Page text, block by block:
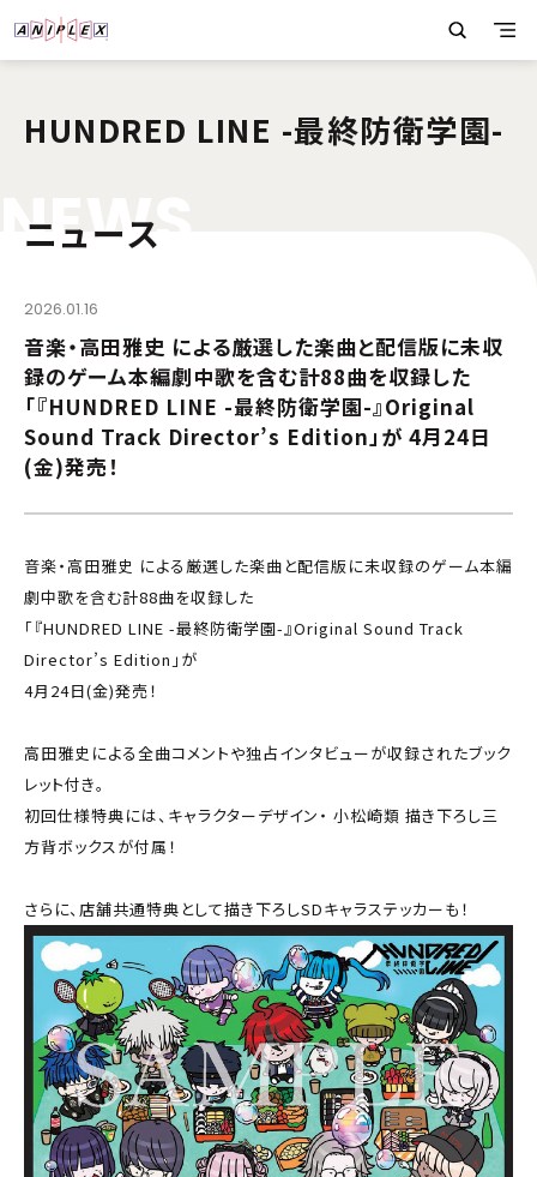
HUNDRED LINE -最終防衛学園-
NEWS
ニュース
2026.01.16
音楽・高田雅史 による厳選した楽曲と配信版に未収
録のゲーム本編劇中歌を含む計88曲を収録した
「『HUNDRED LINE -最終防衛学園-』Original
Sound Track Director’s Edition」が 4月24日
(金)発売！
音楽・高田雅史 による厳選した楽曲と配信版に未収録のゲーム本編
劇中歌を含む計88曲を収録した
「『HUNDRED LINE -最終防衛学園-』Original Sound Track
Director’s Edition」が
4月24日(金)発売！
高田雅史による全曲コメントや独占インタビューが収録されたブック
レット付き。
初回仕様特典には、キャラクターデザイン・ 小松崎類 描き下ろし三
方背ボックスが付属！
さらに、店舗共通特典として描き下ろしSDキャラステッカーも！